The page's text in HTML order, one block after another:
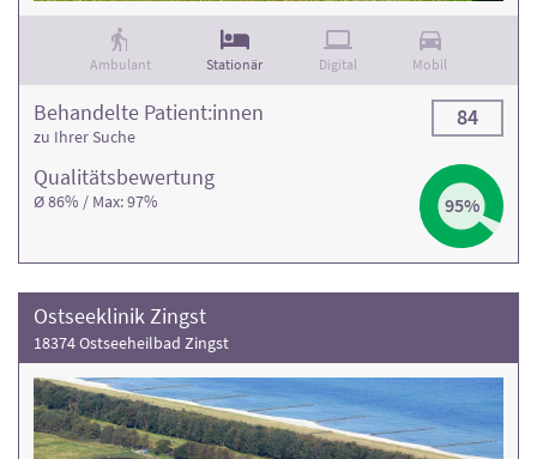
Ambulant Stationär Digital Mobil
Qualitäts­bewertung
Ø 86% / Max: 97% 95%
Behandelte Patient:innen
zu Ihrer Suche
84
Ostseeklinik Zingst
18374 Ostseeheilbad Zingst